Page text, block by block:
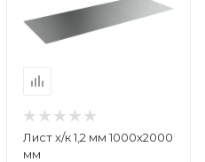
Лист х/к 1,2 мм 1000х2000
мм